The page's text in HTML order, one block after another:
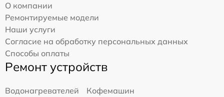
О компании
Ремонтируемые модели
Наши услуги
Согласие на обработку персональных данных
Способы оплаты
Ремонт устройств
Водонагревателей
Кофемашин